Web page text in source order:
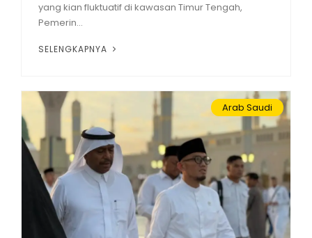
yang kian fluktuatif di kawasan Timur Tengah,
Pemerin...
SELENGKAPNYA
Arab Saudi